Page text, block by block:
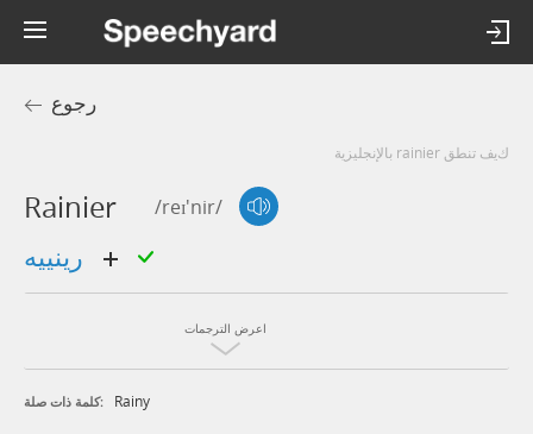
رجوع
كيف تنطق rainier بالإنجليزية
Rainier /reɪ'nir/
اعرض الترجمات
كلمة ذات صلة: Rainy